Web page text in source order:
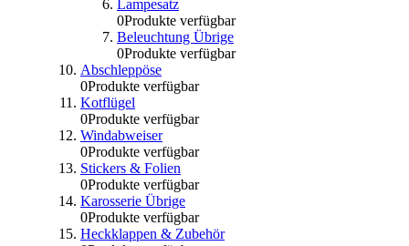
Lampesatz
0Produkte verfügbar
Beleuchtung Übrige
0Produkte verfügbar
Abschleppöse
0Produkte verfügbar
Kotflügel
0Produkte verfügbar
Windabweiser
0Produkte verfügbar
Stickers & Folien
0Produkte verfügbar
Karosserie Übrige
0Produkte verfügbar
Heckklappen & Zubehör